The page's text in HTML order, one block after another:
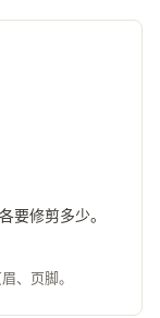
要修剪多少。
、页脚。